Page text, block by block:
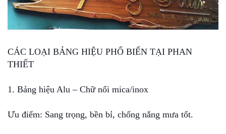
CÁC LOẠI BẢNG HIỆU PHỔ BIẾN TẠI PHAN
THIẾT
1. Bảng hiệu Alu – Chữ nổi mica/inox
Ưu điểm: Sang trọng, bền bỉ, chống nắng mưa tốt.